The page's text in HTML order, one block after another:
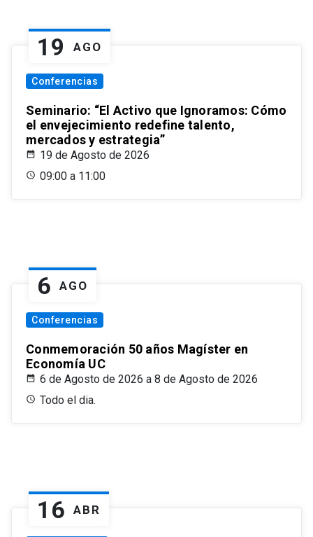
19 AGO
Conferencias
Seminario: “El Activo que Ignoramos: Cómo
el envejecimiento redefine talento,
mercados y estrategia”
19 de Agosto de 2026
09:00 a 11:00
6 AGO
Conferencias
Conmemoración 50 años Magíster en
Economía UC
6 de Agosto de 2026 a 8 de Agosto de 2026
Todo el dia.
16 ABR